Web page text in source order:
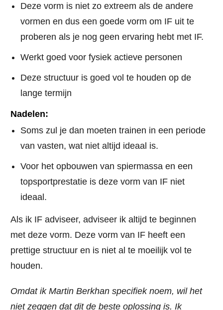
Deze vorm is niet zo extreem als de andere
vormen en dus een goede vorm om IF uit te
proberen als je nog geen ervaring hebt met IF.
Werkt goed voor fysiek actieve personen
Deze structuur is goed vol te houden op de
lange termijn
Nadelen:
Soms zul je dan moeten trainen in een periode
van vasten, wat niet altijd ideaal is.
Voor het opbouwen van spiermassa en een
topsportprestatie is deze vorm van IF niet
ideaal.
Als ik IF adviseer, adviseer ik altijd te beginnen
met deze vorm. Deze vorm van IF heeft een
prettige structuur en is niet al te moeilijk vol te
houden.
Omdat ik Martin Berkhan specifiek noem, wil het
niet zeggen dat dit de beste oplossing is. Ik